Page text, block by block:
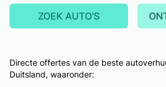
ZOEK AUTO'S
Directe offertes van de beste
Duitsland, waaronder: